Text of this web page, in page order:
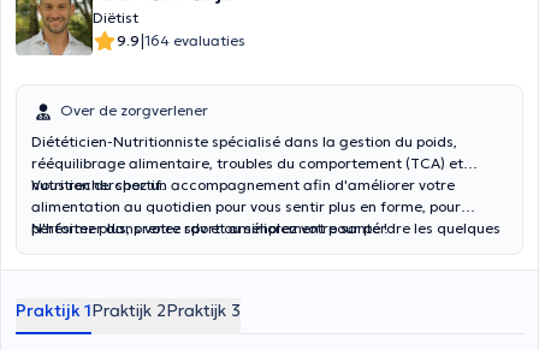
Diëtist
9.9|164 evaluaties
Over de zorgverlener
Diététicien-Nutritionniste spécialisé dans la gestion du poids,
rééquilibrage alimentaire, troubles du comportement (TCA) et
nutrition du sportif.
Vous recherchez un accompagnement afin d'améliorer votre
alimentation au quotidien pour vous sentir plus en forme, pour
performer dans votre sport ou simplement pour perdre les quelques
digestif ou d'une pathologie (hyperlipémie, diabète, syndrome de
N'hésitez plus, prenez rdv et améliorez votre santé !
Praktijk 1Praktijk 2Praktijk 3